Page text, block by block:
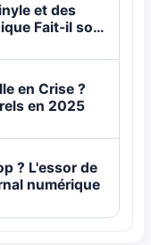
et des
Fait-il son
en Crise ?
en 2025
? L'essor de
numérique